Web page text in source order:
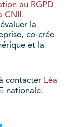
au RGPD
CNIL
la
co-crée
et la
contacter Léa
nationale.